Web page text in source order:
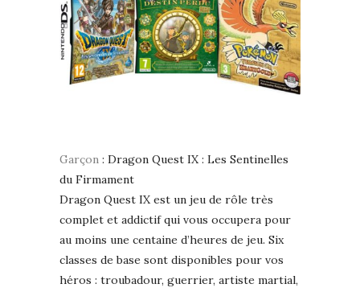
Garçon : Dragon Quest IX : Les Sentinelles
du Firmament
Dragon Quest IX est un jeu de rôle très
complet et addictif qui vous occupera pour
au moins une centaine d’heures de jeu. Six
classes de base sont disponibles pour vos
héros : troubadour, guerrier, artiste martial,